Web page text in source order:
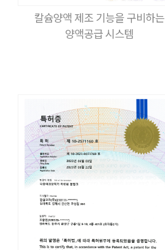
칼슘양액 제조 기능을 구비하는
양액공급 시스템